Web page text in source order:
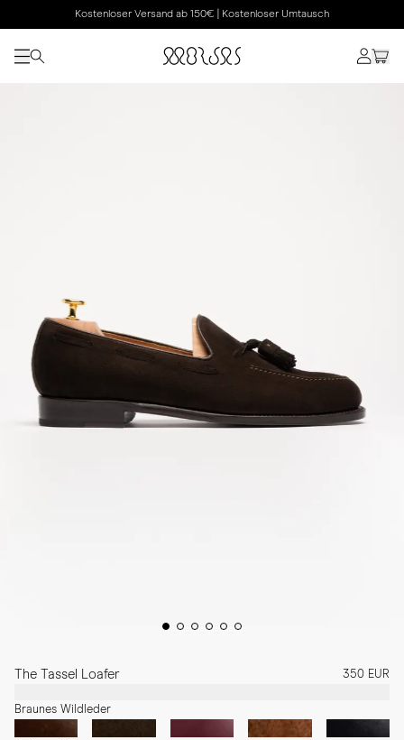
Kostenloser Versand ab 150€ | Kostenloser Umtausch
The Tassel Loafer 350 EUR
Braunes Wildleder